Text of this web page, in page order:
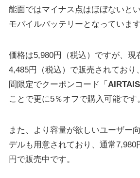
能面ではマイナス点はほぼないと
モバイルバッテリーとなっています
価格は5,980円（税込）ですが、現
4,485円（税込）で販売されており
間限定でクーポンコード「
ことで更に5％オフで購入可能です
また、より容量が欲しいユーザー
デルも用意されており、通常7,980
円で販売中です。